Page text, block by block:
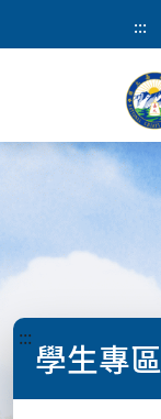
:::
::: 學生專區